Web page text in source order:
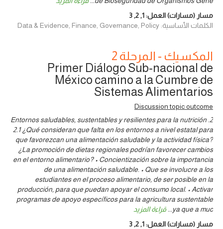
مسار (مسارات) العمل:1
,
2
,
3
الكلمات الأساسية: Data & Evidence, Finance, Governance, Policy
المكسيك - المرحلة 2
Primer Diálogo Sub-nacional de
México camino a la Cumbre de
Sistemas Alimentarios
Discussion topic outcome
2. Entornos saludables, sustentables y resilientes para la nutrición
2.1 ¿Qué consideran que falta en los entornos a nivel estatal para
que favorezcan una alimentación saludable y la actividad física?
¿La promoción de dietas regionales podrían favorecer cambios
en el entorno alimentario? • Concientización sobre la importancia
de una alimentación saludable. • Que se involucre a los
estudiantes en el proceso alimentario, de ser posible en la
producción, para que puedan apoyar el consumo local. • Activar
programas de apoyo específicos para la agricultura sustentable
ya que a muc
... قراءة المزيد
مسار (مسارات) العمل:1
,
2
,
3